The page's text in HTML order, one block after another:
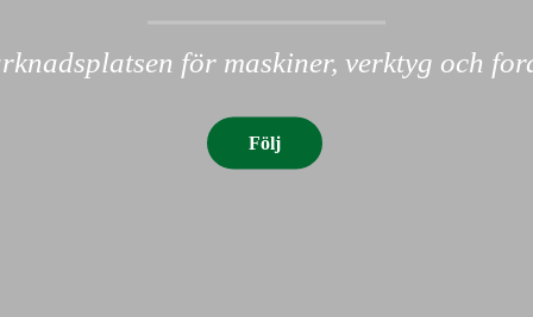
för maskiner, verktyg och
Följ